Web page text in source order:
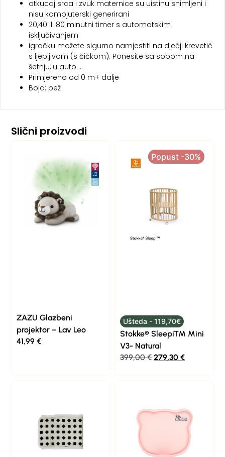
otkucaj srca i zvuk maternice su uistinu snimljeni i
nisu kompjuterski generirani
20,40 ili 80 minutni timer s automatskim
isključivanjem
igračku možete sigurno namjestiti na dječji krevetić
s ljepljivom (s čičkom). Ponesite sa sobom na
šetnju, u auto …
Primjereno od 0 m+ dalje
Boja: bež
Slični proizvodi
ZAZU Glazbeni
projektor – Lav Leo
41,99€
Popust -30%
Popust -30%
Ušteda - 119,70€
Stokke® Sleepi™ Mini
V3- Natural
399,00€ 279,30 €